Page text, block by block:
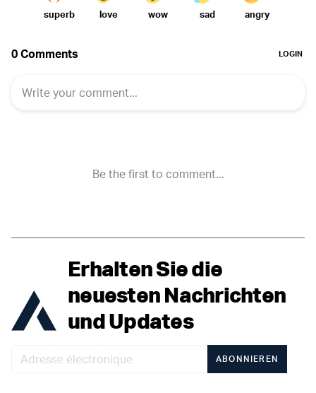
Erhalten Sie die
neuesten Nachrichten
und Updates
ABONNIEREN